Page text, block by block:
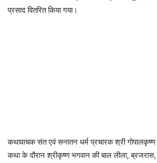
प्रसाद वितरित किया गया।
कथावाचक संत एवं सनातन धर्म प्रचारक श्री गोपालकृष्ण
कथा के दौरान श्रीकृष्ण भगवान की बाल लीला,